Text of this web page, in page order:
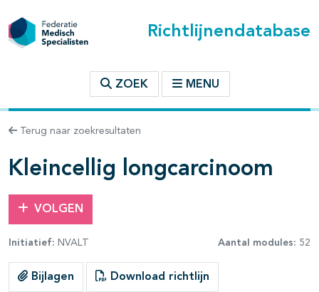
Richtlijnendatabase
ZOEK MENU
Terug naar zoekresultaten
Kleincellig longcarcinoom
VOLGEN
Initiatief: NVALT Aantal modules: 52
Bijlagen Download richtlijn
binnen deze richtlijn
open- en dichtklappen
open- en dichtklappen